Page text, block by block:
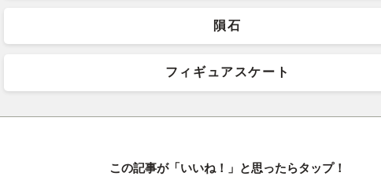
隕石
フィギュアスケート
この記事が「いいね！」と思ったらタップ！